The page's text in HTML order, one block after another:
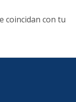
coincidan con tu